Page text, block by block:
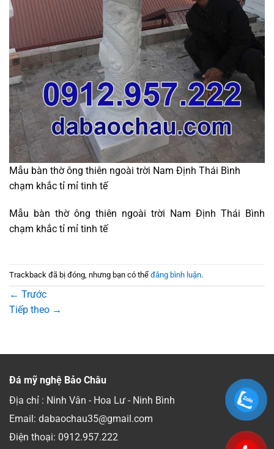
Mẫu bàn thờ ông thiên ngoài trời Nam Định Thái Bình
chạm khắc tỉ mỉ tinh tế
Mẫu bàn thờ ông thiên ngoài trời Nam Định Thái Bình
chạm khắc tỉ mỉ tinh tế
Trackback đã bị đóng, nhưng bạn có thể đăng bình luận.
← Trước
Tiếp theo →
Đá mỹ nghệ Bảo Châu
Địa chỉ : Ninh Vân - Hoa Lư - Ninh Bình
Email: dabaochau35@gmail.com
Điện thoại: 0912.957.222